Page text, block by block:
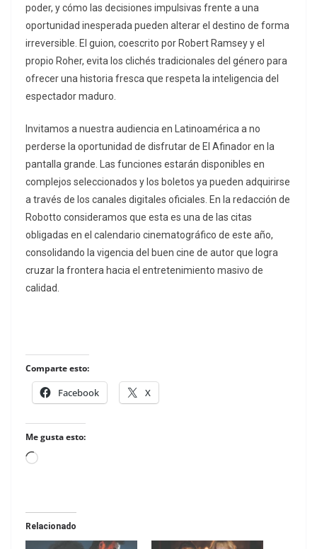
poder, y cómo las decisiones impulsivas frente a una
oportunidad inesperada pueden alterar el destino de forma
irreversible. El guion, coescrito por Robert Ramsey y el
propio Roher, evita los clichés tradicionales del género para
ofrecer una historia fresca que respeta la inteligencia del
espectador maduro.
Invitamos a nuestra audiencia en Latinoamérica a no
perderse la oportunidad de disfrutar de El Afinador en la
pantalla grande. Las funciones estarán disponibles en
complejos seleccionados y los boletos ya pueden adquirirse
a través de los canales digitales oficiales. En la redacción de
Robotto consideramos que esta es una de las citas
obligadas en el calendario cinematográfico de este año,
consolidando la vigencia del buen cine de autor que logra
cruzar la frontera hacia el entretenimiento masivo de
calidad.
Comparte esto:
Facebook X
Me gusta esto:
Loading…
Relacionado